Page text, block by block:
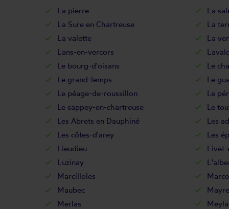
La pierre
La
La Sure en Chartreuse
La
La valette
La
Lans-en-vercors
Le bourg-d'oisans
Le
Le grand-lemps
Le gua
Le péage-de-roussillon
Le
Le sappey-en-chartreuse
Le
Les Abrets en Dauphiné
Les
Les côtes-d'arey
Les
Lieudieu
Luzinay
Marcilloles
Maubec
Merlas